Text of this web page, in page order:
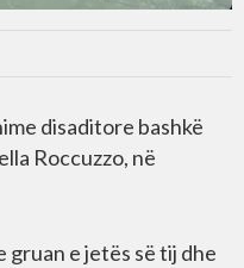
disaditore bashkë
Roccuzzo, në
gruan e jetës së tij dhe